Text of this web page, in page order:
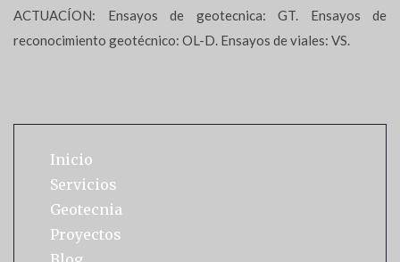
ACTUACÍON: Ensayos de geotecnica: GT. Ensayos de
reconocimiento geotécnico: OL-D. Ensayos de viales: VS.
Inicio
Servicios
Geotecnia
Proyectos